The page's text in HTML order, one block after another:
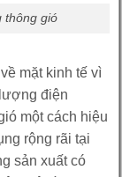
thông gió
mặt kinh tế vì
điện
một cách hiệu
rộng rãi tại
sản xuất có